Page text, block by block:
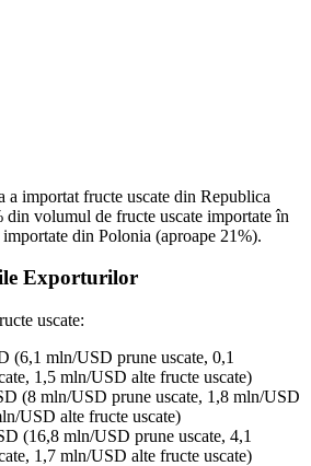
a importat fructe uscate din Republica
volumul de fructe uscate importate în
din Polonia (aproape 21%).
Exporturilor
uscate:
(6,1 mln/USD prune uscate, 0,1
1,5 mln/USD alte fructe uscate)
(8 mln/USD prune uscate, 1,8 mln/USD
USD alte fructe uscate)
(16,8 mln/USD prune uscate, 4,1
1,7 mln/USD alte fructe uscate)